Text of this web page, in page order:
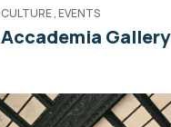
CULTURE, EVENTS
Accademia Gallery